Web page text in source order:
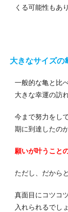
くる可能性もあ
大きなサイズの
一般的な亀と比
大きな幸運の訪
今まで努力をし
期に到達したの
願いが叶うこと
ただし、だから
真面目にコツコ
入れられるでしょ